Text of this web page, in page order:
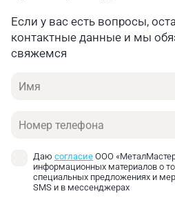
Конструктивные
Станок обеспечивает
фрезерной обработки.
фрезерного станка с ЧПУ
поликарбоната или
стекла, обеспечивающими
зоны.
Если у вас есть вопросы,
контактные данные и мы
свяжемся
Имя
Телефон
Даю согласие ООО
информационных материалов о
специальных предложениях и
SMS и в мессенджерах